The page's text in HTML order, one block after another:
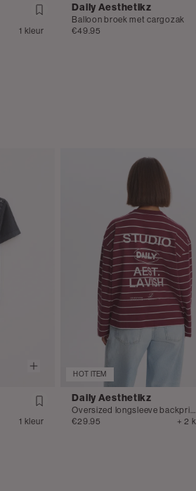
1 kleur
Daily Aesthetikz
Balloon broek met cargozak
€49.95
1 kleur
HOT ITEM
Daily Aesthetikz
Oversized longsleeve backprint
€29.95
+ 2